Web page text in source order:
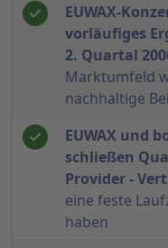
EUWAX-
vorläufiges
2. Quartal
Marktumfeld
nachhaltige
EUWAX und
schließen
Provider -
eine feste
haben